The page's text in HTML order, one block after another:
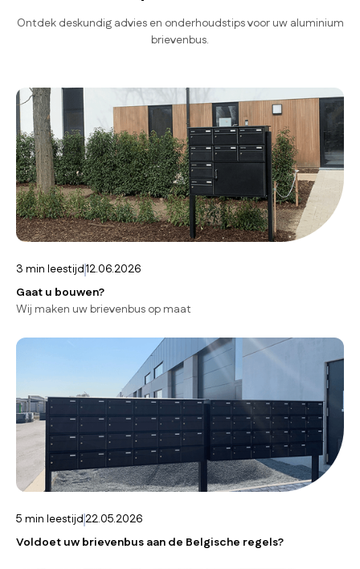
Ontdek deskundig advies en onderhoudstips voor uw aluminium
brievenbus.
3 min leestijd12.06.2026
Gaat u bouwen?
Wij maken uw brievenbus op maat
5 min leestijd22.05.2026
Voldoet uw brievenbus aan de Belgische regels?